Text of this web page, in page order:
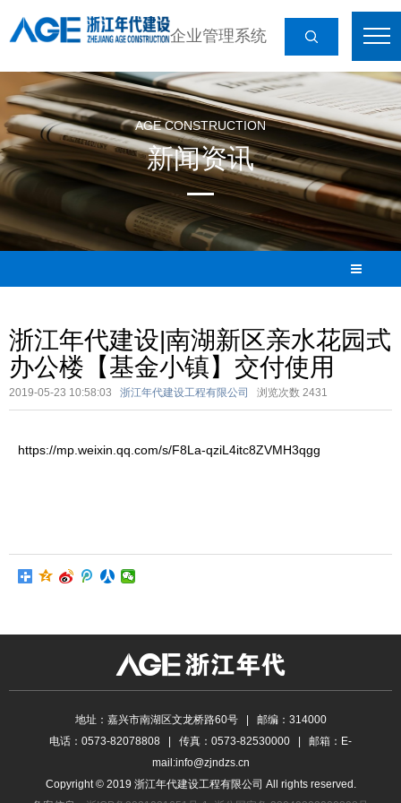
企业管理系统
AGE CONSTRUCTION
新闻资讯
浙江年代建设|南湖新区亲水花园式
办公楼【基金小镇】交付使用
2019-05-23 10:58:03 浙江年代建设工程有限公司 浏览次数 2431
https://mp.weixin.qq.com/s/F8La-qziL4itc8ZVMH3qgg
地址：嘉兴市南湖区文龙桥路60号 | 邮编：314000
电话：0573-82078808 | 传真：0573-82530000 | 邮箱：E-
mail:info@zjndzs.cn
Copyright © 2019 浙江年代建设工程有限公司 All rights reserved.